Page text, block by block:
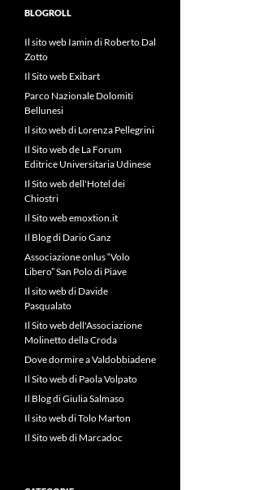
BLOGROLL
Il sito web Iamin di Roberto Dal
Zotto
Il Sito web Exibart
Parco Nazionale Dolomiti
Bellunesi
Il sito web di Lorenza Pellegrini
Il Sito web de La Forum
Editrice Universitaria Udinese
Il Sito web dell'Hotel dei
Chiostri
Il Sito web emoxtion.it
Il Blog di Dario Ganz
Associazione onlus “Volo
Libero” San Polo di Piave
Il sito web di Davide
Pasqualato
Il Sito web dell'Associazione
Molinetto della Croda
Dove dormire a Valdobbiadene
Il Sito web di Paola Volpato
Il Blog di Giulia Salmaso
Il sito web di Tolo Marton
Il Sito web di Marcadoc